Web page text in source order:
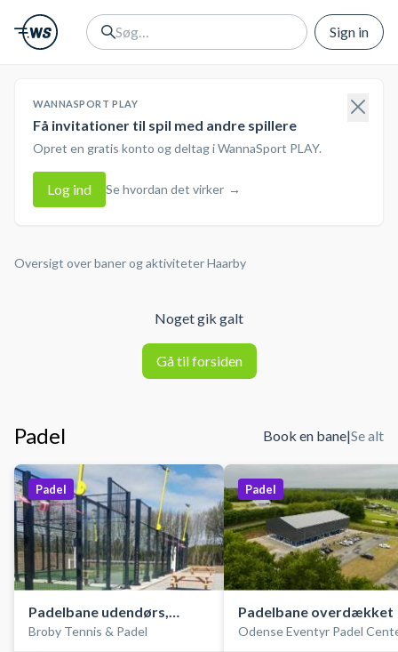
Sign in
WANNASPORT PLAY
Få invitationer til spil med andre spillere
Opret en gratis konto og deltag i WannaSport PLAY.
Log ind Se hvordan det virker →
Oversigt over baner og aktiviteterHaarby
Noget gik galt
Gå til forsiden
Padel Book en bane|Se alt
Padel
Padelbane udendørs,
double
Broby Tennis & Padel
Padel
Padelbane overdækket
Odense Eventyr Padel